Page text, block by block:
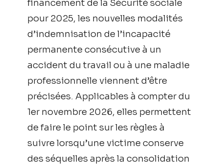
financement de la Sécurité sociale
pour 2025, les nouvelles modalités
d’indemnisation de l’incapacité
permanente consécutive à un
accident du travail ou à une maladie
professionnelle viennent d’être
précisées. Applicables à compter du
1er novembre 2026, elles permettent
de faire le point sur les règles à
suivre lorsqu’une victime conserve
des séquelles après la consolidation